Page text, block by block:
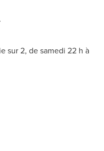
sur 2, de samedi 22 h à